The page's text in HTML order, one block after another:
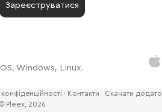
Зареєструватися
Windows, Linux.
конфіденційності · Контакти · Скачати
© Pleex, 2026